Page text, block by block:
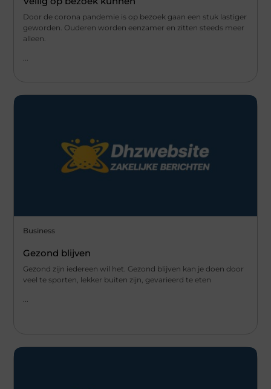
Door de corona pandemie is op bezoek gaan een stuk lastiger
geworden. Ouderen worden eenzamer en zitten steeds meer
alleen.
...
Business
Gezond blijven
Gezond zijn iedereen wil het. Gezond blijven kan je doen door
veel te sporten, lekker buiten zijn, gevarieerd te eten
...